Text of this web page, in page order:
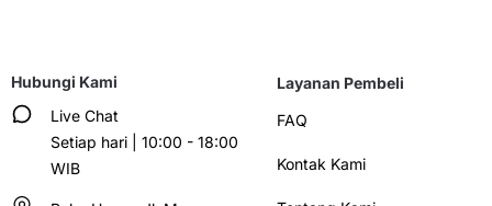
Hubungi Kami
Live Chat
Setiap hari | 10:00 - 18:00
WIB
Layanan Pembeli
FAQ
Kontak Kami